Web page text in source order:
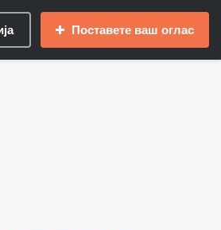
Поставете ваш оглас